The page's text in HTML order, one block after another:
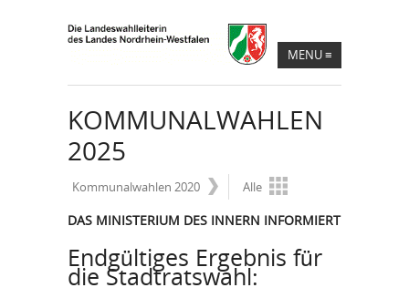
MENU≡
KOMMUNALWAHLEN
2025
Kommunalwahlen 2020 Alle
DAS MINISTERIUM DES INNERN INFORMIERT
Endgültiges Ergebnis für
die Stadtratswahl: